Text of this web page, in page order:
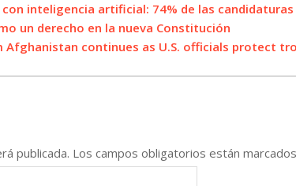
inteligencia artificial: 74% de las
un derecho en la nueva Constitución
Afghanistan continues as U.S. officials protect
publicada. Los campos obligatorios están